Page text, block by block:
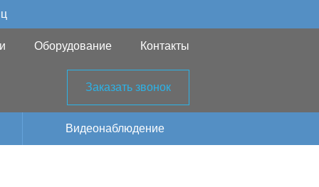
Оборудование Контакты
Заказать звонок
Видеонаблюдение